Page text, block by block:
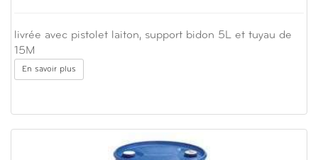
livrée avec pistolet laiton, support bidon 5L et tuyau de
15M
En savoir plus